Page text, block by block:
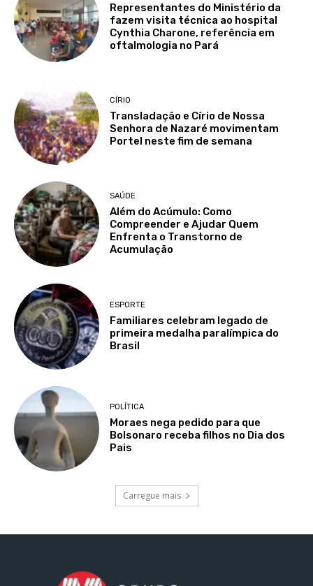
Representantes do Ministério da
fazem visita técnica ao hospital
Cynthia Charone, referência em
oftalmologia no Pará
CÍRIO
Transladação e Círio de Nossa
Senhora de Nazaré movimentam
Portel neste fim de semana
SAÚDE
Além do Acúmulo: Como
Compreender e Ajudar Quem
Enfrenta o Transtorno de
Acumulação
ESPORTE
Familiares celebram legado de
primeira medalha paralímpica do
Brasil
POLÍTICA
Moraes nega pedido para que
Bolsonaro receba filhos no Dia dos
Pais
Carregue mais